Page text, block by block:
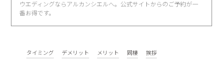
ウエディングならアルカンシエルへ。公式サイトからのご予約が一
番お得です。
タイミング デメリット メリット 同棲 挨拶